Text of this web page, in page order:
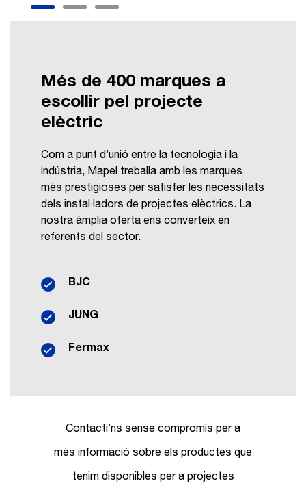
Més de 400 marques a
escollir pel projecte
elèctric
Com a punt d’unió entre la tecnologia i la
indústria, Mapel treballa amb les marques
més prestigioses per satisfer les necessitats
dels instal·ladors de projectes elèctrics. La
nostra àmplia oferta ens converteix en
referents del sector.
BJC
JUNG
Fermax
Contacti’ns sense compromís per a
més informació sobre els productes que
tenim disponibles per a projectes